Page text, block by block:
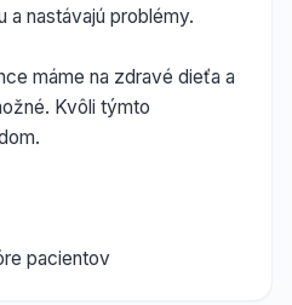
a nastávajú problémy.
máme na zdravé dieťa a
Kvôli týmto
pacientov